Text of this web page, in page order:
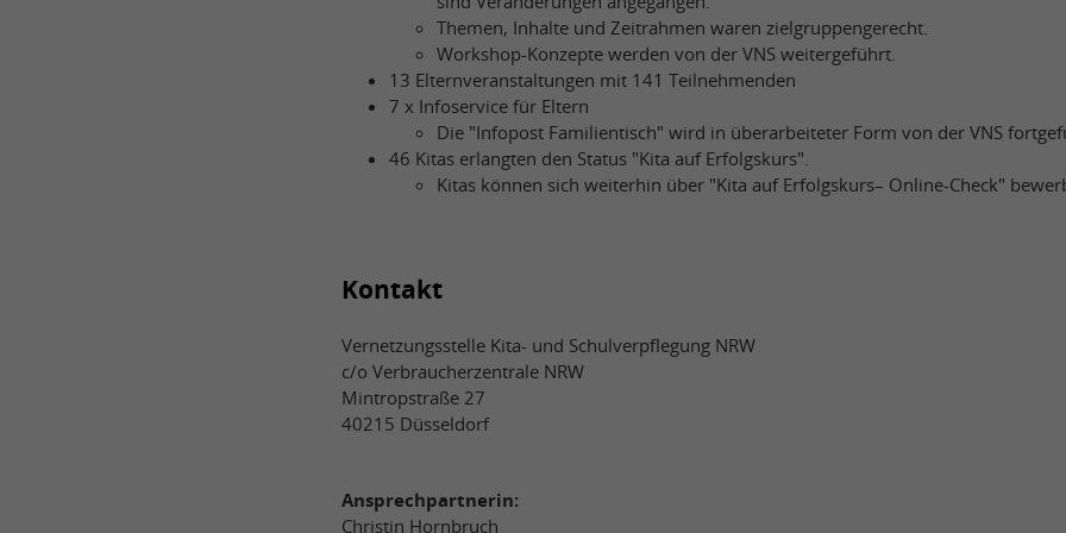
Themen, Inhalte und Zeitrahmen waren zielgruppengerecht.
Workshop-Konzepte werden von der VNS weitergeführt.
13 Elternveranstaltungen mit 141 Teilnehmenden
7 x Infoservice für Eltern
Die "Infopost Familientisch" wird in überarbeiteter Form von der VNS
46 Kitas erlangten den Status "Kita auf Erfolgskurs".
Kitas können sich weiterhin über "Kita auf Erfolgskurs– Online-Check"
Kontakt
Vernetzungsstelle Kita- und Schulverpflegung NRW
c/o Verbraucherzentrale NRW
Mintropstraße 27
40215 Düsseldorf
Ansprechpartnerin:
Christin Hornbruch